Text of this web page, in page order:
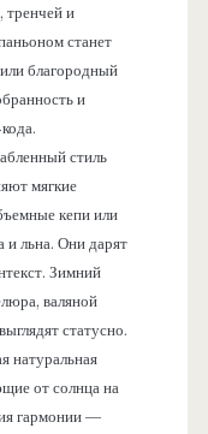
тренчей и
станет
благородный
и
стиль
мягкие
кепи или
и льна. Они дарят
Зимний
валяной
статусно.
натуральная
от солнца на
гармонии —